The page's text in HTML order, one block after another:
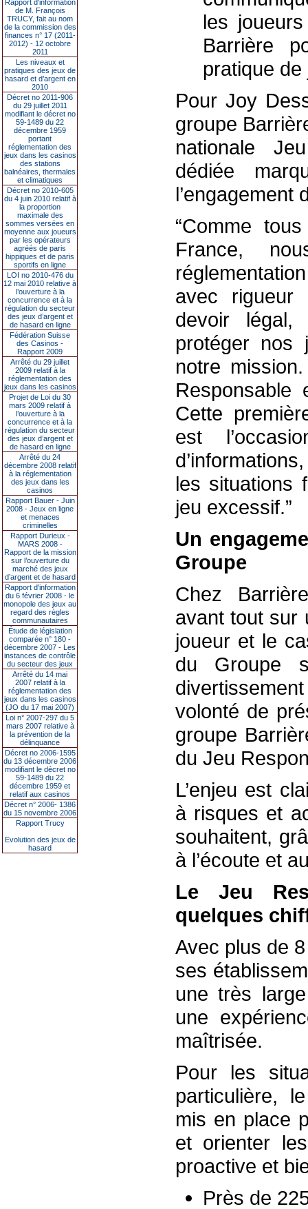
Rapport d'information
de M. François
TRUCY, fait au nom
de la commission des
finances n° 17 (2011-
2012) - 12 octobre
2011
Les niveaux et
pratiques des jeux de
hasard et d’argent en
2010
Décret no 2011-906
du 29 juillet 2011
modifiant le décret no
59-1489 du 22
décembre 1959
portant
réglementation des
jeux dans les casinos
des stations
balnéaires, thermales
et climatiques
Décret no 2010-605
du 4 juin 2010 relatif à
la proportion
maximale des
sommes versées en
moyenne aux joueurs
par les opérateurs
agréés de paris
hippiques et de paris
sportifs en ligne
LOI no 2010-476 du
12 mai 2010 relative à
l’ouverture à la
concurrence et à la
régulation du secteur
des jeux d’argent et
de hasard en ligne
Fédération Suisse
des Casinos -
Rapport 2009
Arrêté du 29 juillet
2009 relatif à la
réglementation des
jeux dans les casinos
Projet de Loi du 30
mars 2009 relatif à
l’ouverture à la
concurrence et à la
régulation du secteur
des jeux d’argent et
de hasard en ligne
Arrêté du 24
décembre 2008 relatif
à la réglementation
des jeux dans les
casinos
Rapport Bauer - Juin
2008 - Jeux en ligne
et menaces
criminelles
Rapport Durieux -
MARS 2008 -
Rapport de la mission
sur l’ouverture du
marché des jeux
d’argent et de hasard
Rapport d'information
du 6 février 2008 - le
monopole des jeux au
regard des règles
communautaires
Étude de législation
comparée n° 180 -
décembre 2007 - Les
instances de contrôle
du secteur des jeux
Arrêté du 14 mai
2007 relatif à la
réglementation des
jeux dans les casinos
(JO du 17 mai 2007)
Loi n° 2007-297 du 5
mars 2007 relative à
la prévention de la
délinquance
Décret no 2006-1595
du 13 décembre 2006
modifiant le décret no
59-1489 du 22
décembre 1959 et
relatif aux casinos
Décret n° 2006- 1386
du 15 novembre 2006
Rapport Trucy
Evolution des jeux de
hasard
les
Barrière
pratique de
Pour Joy
groupe
nationale
dédiée
l’engagement
“Comme
France,
avec rigueur
devoir
protéger nos
notre
Cette
est
les situations
jeu excessif.”
Un
Groupe
Chez
avant tout sur
joueur et le
du Groupe
volonté de
groupe
du Jeu
L’enjeu est
à risques et
souhaitent,
à l’écoute et
Le Jeu
quelques
Avec plus de
ses
une très
une
maîtrisée.
Pour les
particulière,
mis en place
et orienter
proactive et
Près de